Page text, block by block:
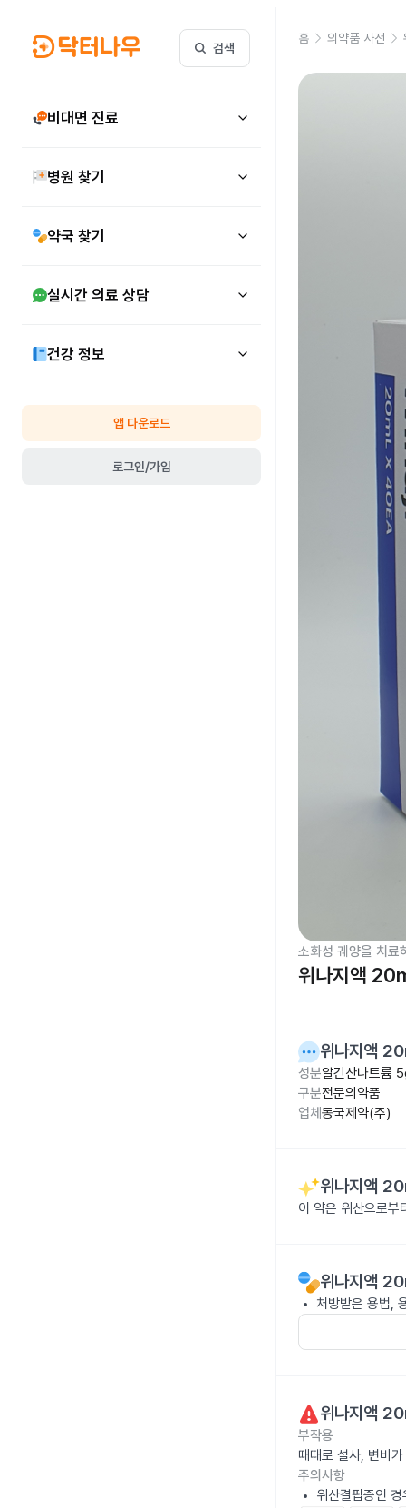
검색
비대면 진료
병원 찾기
약국 찾기
실시간 의료 상담
건강 정보
앱 다운로드
로그인/가입
홈 의약품 사전
소화성 궤양을 치료
위나지액
위나지액
성분알긴산나트륨
구분전문의약품
업체 동국제약(주)
위나지액
이 약은 위산으로부
위나지액
처방받은 용법,
위나지액
부작용
때때로 설사, 변비
주의사항
위산결핍증인